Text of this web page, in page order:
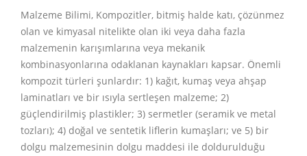
Malzeme Bilimi, Kompozitler, bitmiş halde katı, çözünmez
olan ve kimyasal nitelikte olan iki veya daha fazla
malzemenin karışımlarına veya mekanik
kombinasyonlarına odaklanan kaynakları kapsar. Önemli
kompozit türleri şunlardır: 1) kağıt, kumaş veya ahşap
laminatları ve bir ısıyla sertleşen malzeme; 2)
güçlendirilmiş plastikler; 3) sermetler (seramik ve metal
tozları); 4) doğal ve sentetik liflerin kumaşları; ve 5) bir
dolgu malzemesinin dolgu maddesi ile doldurulduğu